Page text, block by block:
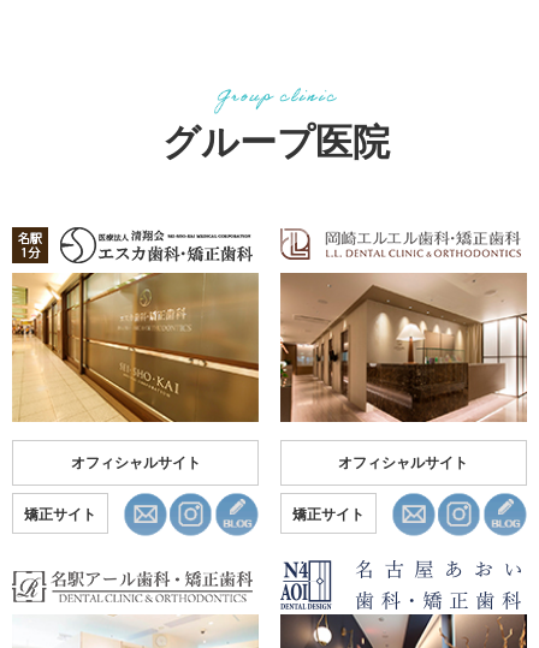
グループ医院
オフィシャルサイト
矯正サイト
オフィシャルサイト
矯正サイト